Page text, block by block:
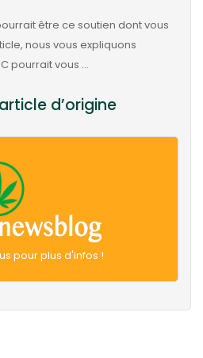
être ce soutien dont vous
nous vous expliquons
pourrait vous …
d’origine
pour plus d'infos !